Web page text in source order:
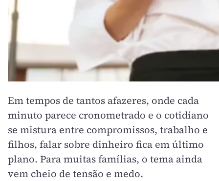
Em tempos de tantos afazeres, onde cada
minuto parece cronometrado e o cotidiano
se mistura entre compromissos, trabalho e
filhos, falar sobre dinheiro fica em último
plano. Para muitas famílias, o tema ainda
vem cheio de tensão e medo.